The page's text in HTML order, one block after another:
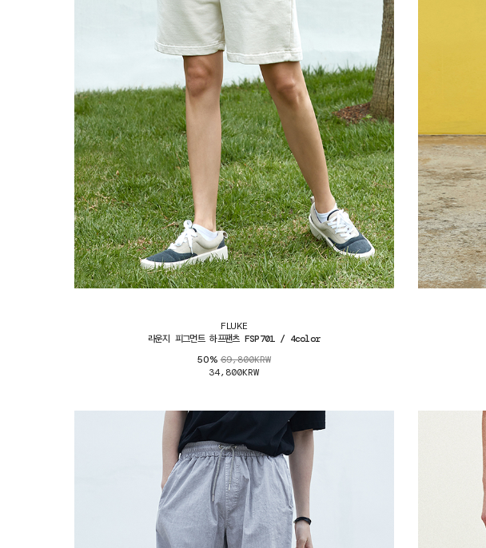
FLUKE
라운지 피그먼트 하프팬츠 FSP701 / 4color
50%69,800KRW
34,800KRW